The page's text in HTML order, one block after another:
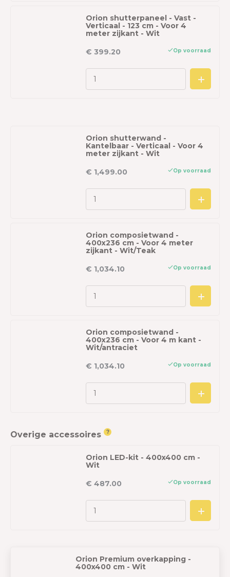
Orion shutterpaneel - Vast -
Verticaal - 123 cm - Voor 4
meter zijkant - Wit
€ 399.20
Op voorraad
Orion shutterwand -
Kantelbaar - Verticaal - Voor 4
meter zijkant - Wit
€ 1,499.00
Op voorraad
Orion composietwand -
400x236 cm - Voor 4 meter
zijkant - Wit/Teak
€ 1,034.10
Op voorraad
Orion composietwand -
400x236 cm - Voor 4 m kant -
Wit/antraciet
€ 1,034.10
Op voorraad
Overige accessoires ?
Orion LED-kit - 400x400 cm -
Wit
€ 487.00
Op voorraad
Orion Premium overkapping -
400x400 cm - Wit